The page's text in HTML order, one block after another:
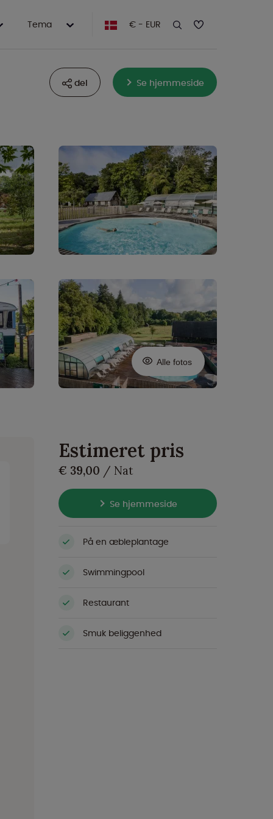
Tema € - EUR
del Se hjemmeside
Alle fotos
Estimeret pris
€ 39,00 / Nat
Se hjemmeside
På en æbleplantage
Swimmingpool
Restaurant
Smuk beliggenhed